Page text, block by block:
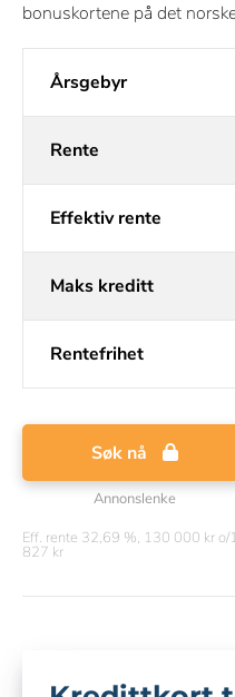
bonuskortene på det
Årsgebyr
Rente
Effektiv rente
Maks kreditt
Rentefrihet
Søk nå
Annonslenke
Eff. rente 32,69 %, 130 000 kr
827 kr